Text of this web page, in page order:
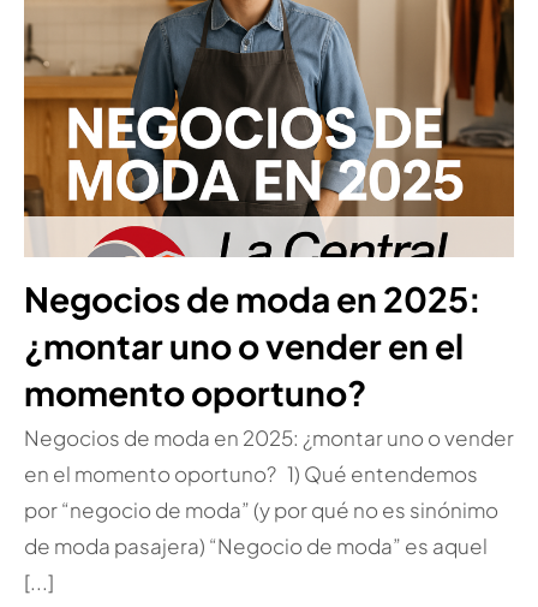
Negocios de moda en 2025:
¿montar uno o vender en el
momento oportuno?
Negocios de moda en 2025: ¿montar uno o vender
en el momento oportuno? 1) Qué entendemos
por “negocio de moda” (y por qué no es sinónimo
de moda pasajera) “Negocio de moda” es aquel
[...]